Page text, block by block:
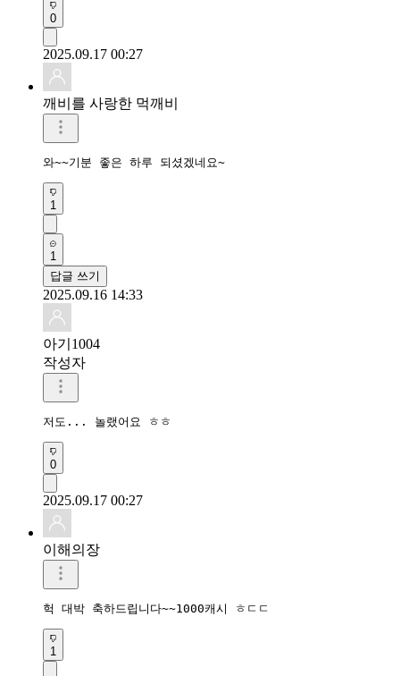
0
2025.09.17 00:27
깨비를 사랑한 먹깨비
1
1
답글 쓰기
2025.09.16 14:33
아기1004
작성자
저도... 놀랬어요 ㅎㅎ
0
2025.09.17 00:27
이해의장
헉 대박 축하드립니다~~1000캐시 ㅎㄷㄷ
1